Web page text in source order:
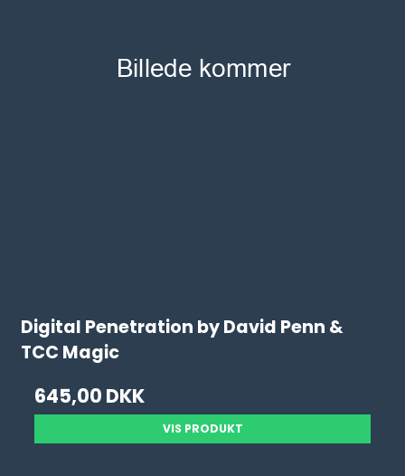
Digital Penetration by David Penn &
TCC Magic
645,00 DKK
VIS PRODUKT